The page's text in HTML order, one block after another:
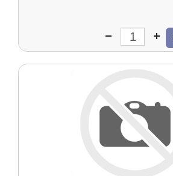
Wprowadź